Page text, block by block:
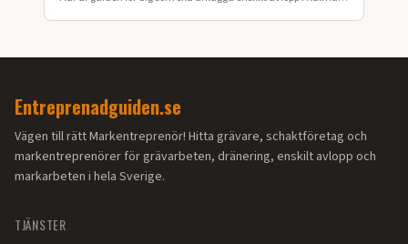
Entreprenadguiden.se
Vägen till rätt Markentreprenör! Hitta grävare, schaktföretag och
markentreprenörer för grävarbeten, dränering, enskilt avlopp och
markarbeten i hela Sverige.
TJÄNSTER